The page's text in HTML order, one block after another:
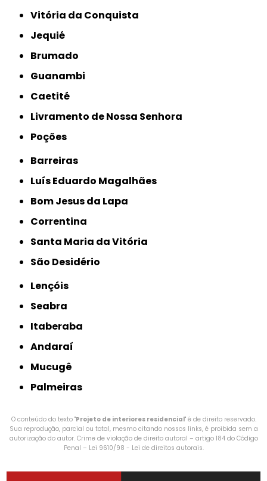
Vitória da Conquista
Jequié
Brumado
Guanambi
Caetité
Livramento de Nossa Senhora
Poções
Barreiras
Luís Eduardo Magalhães
Bom Jesus da Lapa
Correntina
Santa Maria da Vitória
São Desidério
Lençóis
Seabra
Itaberaba
Andaraí
Mucugê
Palmeiras
O conteúdo do texto "Projeto de interiores residencial" é de direito reservado.
Sua reprodução, parcial ou total, mesmo citando nossos links, é proibida sem a
autorização do autor. Crime de violação de direito autoral – artigo 184 do Código
Penal – Lei 9610/98 - Lei de direitos autorais.